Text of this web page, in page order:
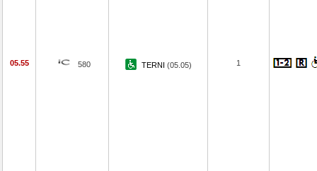
05.55 580 TERNI (05.05) 1